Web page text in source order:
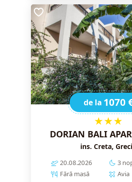
de la 1070
★★★
DORIAN BALI
ins. Creta,
20.08.2026
3
Fără masă
Avia